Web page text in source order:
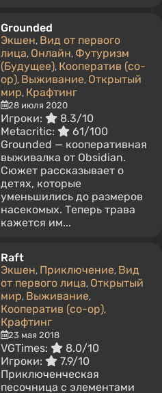
Grounded
Экшен, Вид от первого
лица, Онлайн, Футуризм
(Будущее), Кооператив (co-
op), Выживание, Открытый
мир, Крафтинг
28 июля 2020
Игроки:
8.3/10
Metacritic:
61/100
Grounded — кооперативная
выживалка от Obsidian.
Сюжет рассказывает о
детях, которые
уменьшились до размеров
насекомых. Теперь трава
кажется им...
Raft
Экшен, Приключение, Вид
от первого лица, Открытый
мир, Выживание,
Кооператив (co-op),
Крафтинг
23 мая 2018
VGTimes:
8.0/10
Игроки:
7.9/10
Приключенческая
песочница с элементами